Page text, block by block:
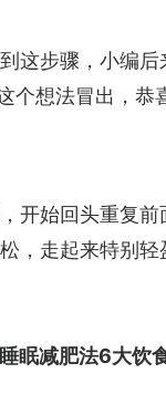
这步骤，小编
个想法冒出，
开始回头重复
，走起来特别
眠减肥法6大饮